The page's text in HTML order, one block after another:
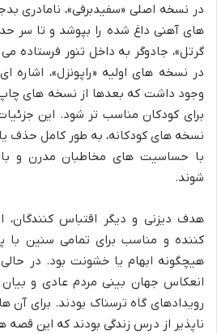
در نسخه اصلی «سفیدبرفی»،
های آهنی داغ شده را بپوشد و تا سر
گرتل»، جادوگر به داخل تنور فرستاده
در نسخه های اولیه «راپونزل»، اشاره
وجود داشت که بعدها از نسخه های
برای کودکان مناسب تر شود. این
نسخه های کودکانه، به طور کامل حذف
با حساسیت های مخاطبان مدرن و
شوند.
هدف دیزنی و دیگر اقتباس کنندگان،
کننده و مناسب برای تمامی سنین با
هیچگونه ابهام یا خشونت بود. در حالی
انعکاس جهان بینی مردم عادی و بیان
رویدادهای گاه ترسناک بودند. برای آن
ناپذیر از درس زندگی بودند که این قصه